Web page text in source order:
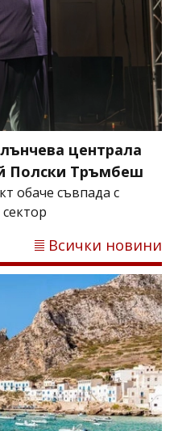
централа
Полски Тръмбеш
обаче съвпада с
Всички новини